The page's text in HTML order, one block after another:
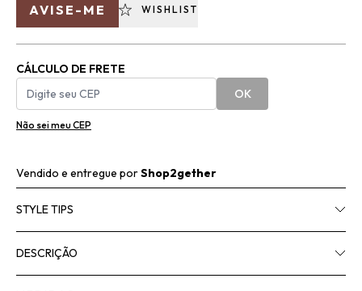
AVISE-ME WISHLIST
CÁLCULO DE FRETE
OK
Não sei meu CEP
Vendido e entregue porShop2gether
STYLE TIPS
DESCRIÇÃO